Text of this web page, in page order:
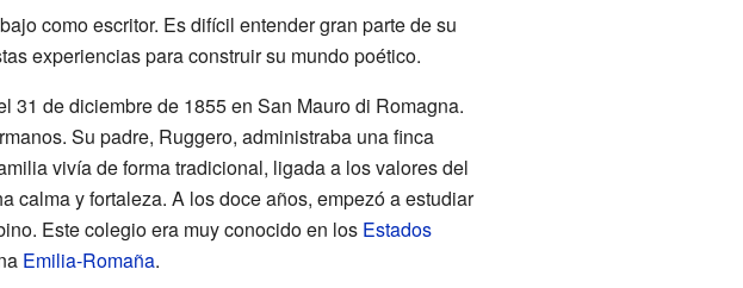
como escritor. Es difícil entender gran parte de su
experiencias para construir su mundo poético.
31 de diciembre de 1855 en San Mauro di Romagna.
Su padre, Ruggero, administraba una finca
vivía de forma tradicional, ligada a los valores del
calma y fortaleza. A los doce años, empezó a estudiar
Este colegio era muy conocido en los Estados
Emilia-Romaña.